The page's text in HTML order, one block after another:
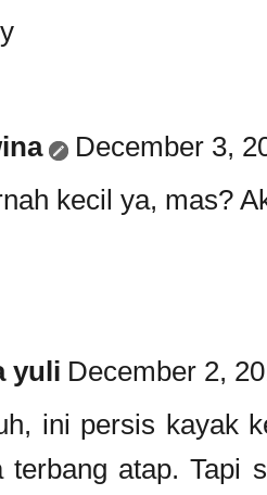
December 3,
kecil ya, mas?
yuli December 2,
ini persis kayak
terbang atap. Tapi